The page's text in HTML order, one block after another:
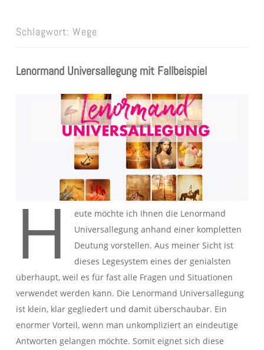
Schlagwort: Wege
Lenormand Universallegung mit Fallbeispiel
H
eute möchte ich Ihnen die Lenormand
Universallegung anhand einer kompletten
Deutung vorstellen. Aus meiner Sicht ist
dieses Legesystem eines der genialsten
überhaupt, weil es für fast alle Fragen und Situationen
verwendet werden kann. Die Lenormand Universallegung
ist klein, klar gegliedert und damit überschaubar. Ein
enormer Vorteil, wenn man unkompliziert an eindeutige
Antworten gelangen möchte. Somit eignet sich diese